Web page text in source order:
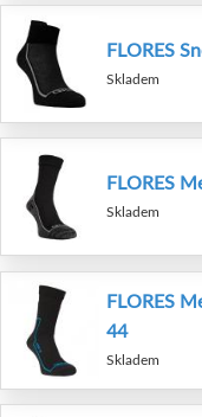
FLORES
Skladem
FLORES
Skladem
FLORES
44
Skladem